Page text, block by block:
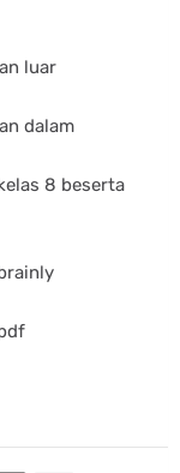
luar
dalam
8 beserta